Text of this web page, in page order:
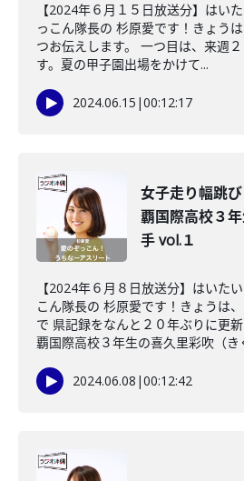
【2024年６月１５日放送分】はい
っこん隊長の 杉原愛です！きょう
つお伝えします。 一つ目は、来週
す。夏の甲子園出場をかけて...
2024.06.15 |00:12:17
女子走り幅跳
覇国際高校３
手 vol.１
【2024年６月８日放送分】はいた
こん隊長の 杉原愛です！きょうは
で 県記録をなんと２０年ぶりに更
覇国際高校３年生の喜久里彩吹（き
2024.06.08 |00:12:42